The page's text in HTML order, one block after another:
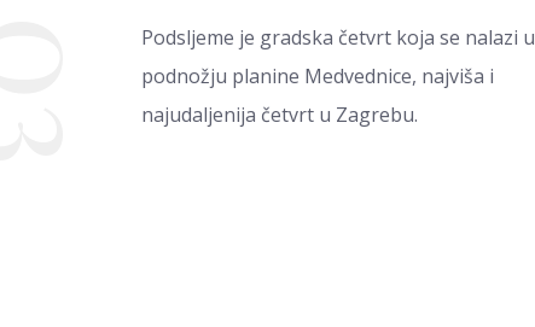
Podsljeme je gradska četvrt koja se nalazi u
podnožju planine Medvednice, najviša i
najudaljenija četvrt u Zagrebu.